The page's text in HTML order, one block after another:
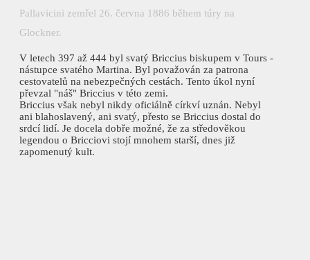
Pallavicini zemřel 26. června 1886 během túry na
Glockner.
V letech 397 až 444 byl svatý Briccius biskupem v Tours -
nástupce svatého Martina. Byl považován za patrona
cestovatelů na nebezpečných cestách. Tento úkol nyní
převzal "náš" Briccius v této zemi.
Briccius však nebyl nikdy oficiálně církví uznán. Nebyl
ani blahoslavený, ani svatý, přesto se Briccius dostal do
srdcí lidí. Je docela dobře možné, že za středověkou
legendou o Bricciovi stojí mnohem starší, dnes již
zapomenutý kult.